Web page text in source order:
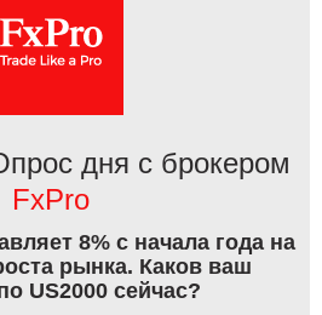
дня с брокером
FxPro
8% с начала года на
рынка. Каков ваш
US2000 сейчас?